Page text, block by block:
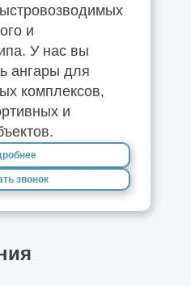
и
У нас вы
ангары для
комплексов,
и
звонок